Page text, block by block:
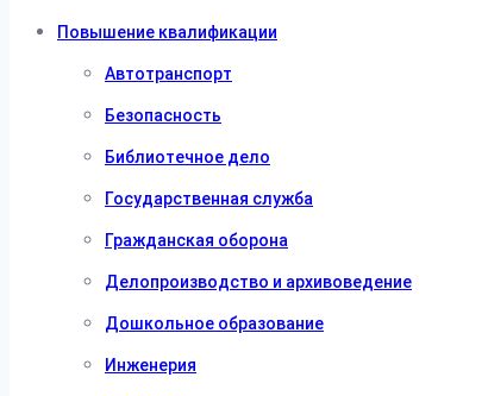
Повышение квалификации
Автотранспорт
Безопасность
Библиотечное дело
Государственная служба
Гражданская оборона
Делопроизводство и архивоведение
Дошкольное образование
Инженерия